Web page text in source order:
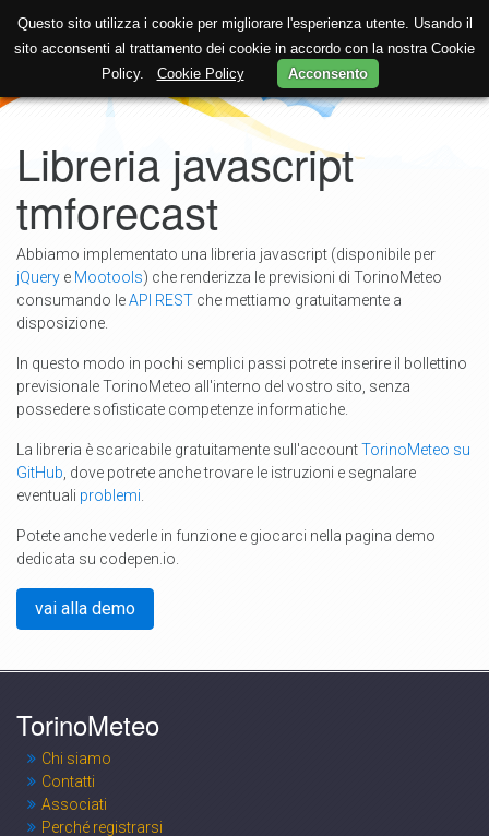
Libreria javascript
tmforecast
Abbiamo implementato una libreria javascript (disponibile per
jQuery e Mootools) che renderizza le previsioni di TorinoMeteo
consumando leAPI REST che mettiamo gratuitamente a
disposizione.
In questo modo in pochi semplici passi potrete inserire il bollettino
previsionale TorinoMeteo all'interno del vostro sito, senza
possedere sofisticate competenze informatiche.
La libreria è scaricabile gratuitamente sull'accountTorinoMeteo su
GitHub , dove potrete anche trovare le istruzioni e segnalare
eventuali problemi
Potete anche vederle in funzione e giocarci nella pagina demo
dedicata su codepen.io.
vai alla demo
TorinoMeteo
Chi siamo
Contatti
Associati
Perché registrarsi
Questo sito utilizza i cookie per migliorare l'esperienza utente. Usando il
sito acconsenti al trattamento dei cookie in accordo con la nostra Cookie
Policy. Cookie Policy Acconsento